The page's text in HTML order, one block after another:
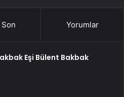
Son Yorumlar
Eşi Bülent Bakbak